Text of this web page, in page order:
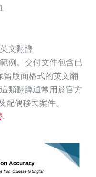
文翻譯
例。交付文件包含已
留版面格式的英文翻
類翻譯通常用於官方
配偶移民案件。
.